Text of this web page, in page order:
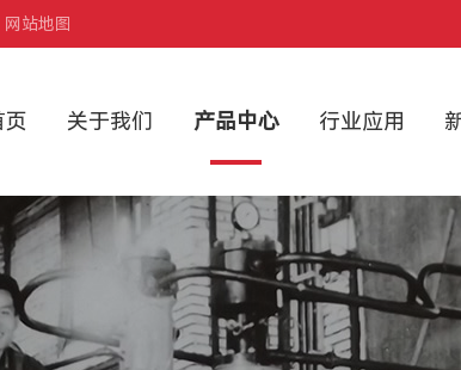
网站地图
页 关于我们 产品中心 行业应用